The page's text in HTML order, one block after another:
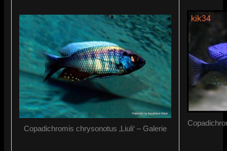
Copadichromis chrysonotus ‚Liuli‘ – Galerie